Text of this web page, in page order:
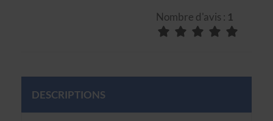
Nombre d'avis : 1
DESCRIPTIONS